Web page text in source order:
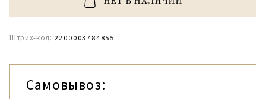
Штрих-код: 2200003784855
Самовывоз: